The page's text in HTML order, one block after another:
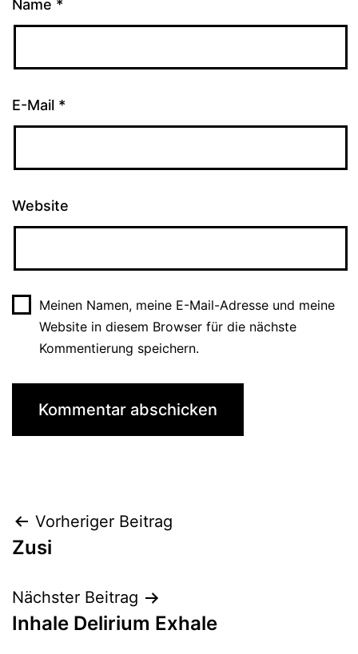
Name *
E-Mail *
Website
Meinen Namen, meine E-Mail-Adresse und meine
Website in diesem Browser für die nächste
Kommentierung speichern.
Beitrags-
Navigation
Vorheriger Beitrag
Zusi
Nächster Beitrag
Inhale Delirium Exhale